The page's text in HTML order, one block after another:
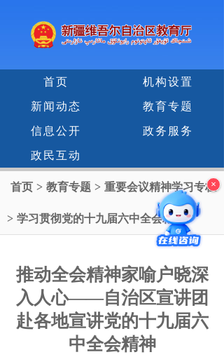
首页 机构设置
新闻动态 教育专题
信息公开 政务服务
政民互动
首页 > 教育专题 > 重要会议精神学习专栏
> 学习贯彻党的十九届六中全会精神
推动全会精神家喻户晓深
入人心——自治区宣讲团
赴各地宣讲党的十九届六
中全会精神
×